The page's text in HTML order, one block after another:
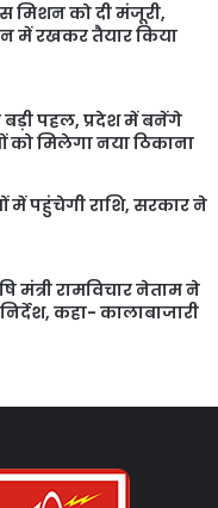
मिशन को दी मंजूरी,
में रखकर तैयार किया
पहल, प्रदेश में बनेंगे
को मिलेगा नया ठिकाना
में पहुंचेगी राशि, सरकार ने
मंत्री रामविचार नेताम ने
कहा- कालाबाजारी